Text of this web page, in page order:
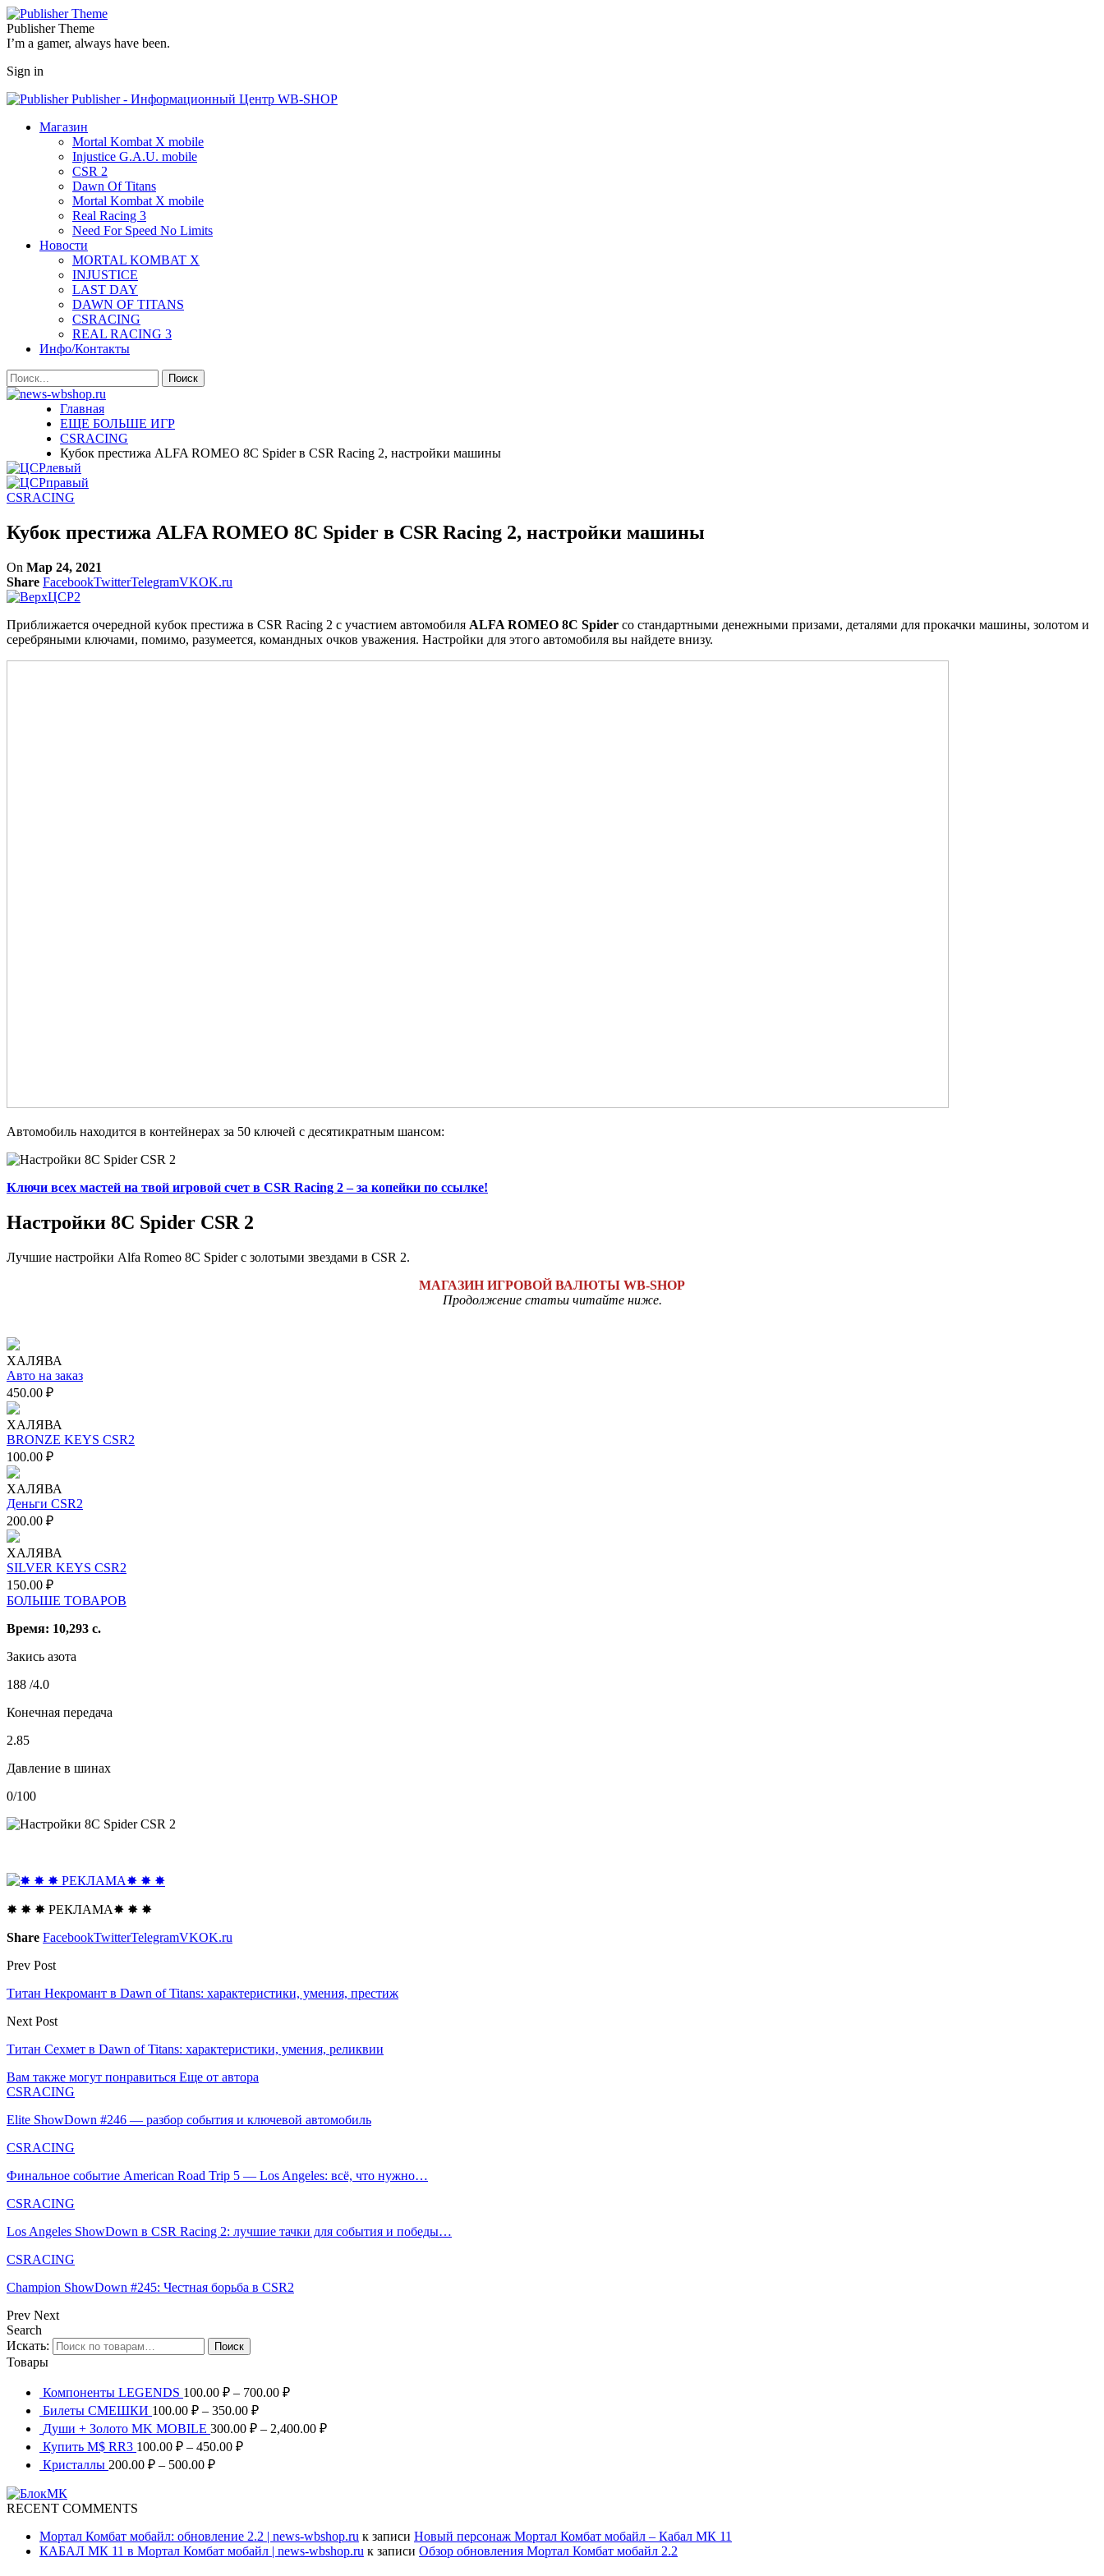
Publisher Theme
I’m a gamer, always have been.
Sign in
Publisher - Информационный Центр WB-SHOP
Магазин
Mortal Kombat X mobile
Injustice G.A.U. mobile
CSR 2
Dawn Of Titans
Mortal Kombat X mobile
Real Racing 3
Need For Speed No Limits
Новости
MORTAL KOMBAT X
INJUSTICE
LAST DAY
DAWN OF TITANS
CSRACING
REAL RACING 3
Инфо/Контакты
Главная
ЕЩЕ БОЛЬШЕ ИГР
CSRACING
Кубок престижа ALFA ROMEO 8C Spider в CSR Racing 2, настройки машины
CSRACING
Кубок престижа ALFA ROMEO 8C Spider в CSR Racing 2, настройки машины
On Мар 24, 2021
Share FacebookTwitterTelegramVKOK.ru
Приближается очередной кубок престижа в CSR Racing 2 с участием автомобиля ALFA ROMEO 8C Spider со стандартными денежными призами, деталями для прокачки машины, золотом и
серебряными ключами, помимо, разумеется, командных очков уважения. Настройки для этого автомобиля вы найдете внизу.
Автомобиль находится в контейнерах за 50 ключей с десятикратным шансом:
Ключи всех мастей на твой игровой счет в CSR Racing 2 – за копейки по ссылке!
Настройки 8C Spider CSR 2
Лучшие настройки Alfa Romeo 8C Spider с золотыми звездами в CSR 2.
МАГАЗИН ИГРОВОЙ ВАЛЮТЫ WB-SHOP
Продолжение статьи читайте ниже.
ХАЛЯВА
Авто на заказ
450.00 ₽
ХАЛЯВА
BRONZE KEYS CSR2
100.00 ₽
ХАЛЯВА
Деньги CSR2
200.00 ₽
ХАЛЯВА
SILVER KEYS CSR2
150.00 ₽
БОЛЬШЕ ТОВАРОВ
Время: 10,293 с.
Закись азота
188 /4.0
Конечная передача
2.85
Давление в шинах
0/100
✸ ✸ ✸ РЕКЛАМА✸ ✸ ✸
Share FacebookTwitterTelegramVKOK.ru
Prev Post
Титан Некромант в Dawn of Titans: характеристики, умения, престиж
Next Post
Титан Сехмет в Dawn of Titans: характеристики, умения, реликвии
Вам также могут понравиться Еще от автора
CSRACING
Elite ShowDown #246 — разбор события и ключевой автомобиль
CSRACING
Финальное событие American Road Trip 5 — Los Angeles: всё, что нужно…
CSRACING
Los Angeles ShowDown в CSR Racing 2: лучшие тачки для события и победы…
CSRACING
Champion ShowDown #245: Честная борьба в CSR2
Prev Next
Search
Искать:
Поиск
Товары
Компоненты LEGENDS 100.00 ₽ – 700.00 ₽
Билеты СМЕШКИ 100.00 ₽ – 350.00 ₽
Души + Золото MK MOBILE 300.00 ₽ – 2,400.00 ₽
Купить M$ RR3 100.00 ₽ – 450.00 ₽
Кристаллы 200.00 ₽ – 500.00 ₽
RECENT COMMENTS
Мортал Комбат мобайл: обновление 2.2 | news-wbshop.ru к записи Новый персонаж Мортал Комбат мобайл – Кабал МК 11
КАБАЛ МК 11 в Мортал Комбат мобайл | news-wbshop.ru к записи Обзор обновления Мортал Комбат мобайл 2.2